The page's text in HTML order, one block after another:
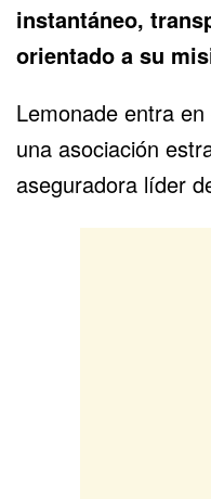
instantáneo,
orientado a su
Lemonade entra
una asociación
aseguradora líder